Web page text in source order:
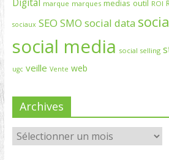
marque marques medias outil ROI
sociaux SEO SMO social data
social media social selling
ugc veille Vente web
Archives